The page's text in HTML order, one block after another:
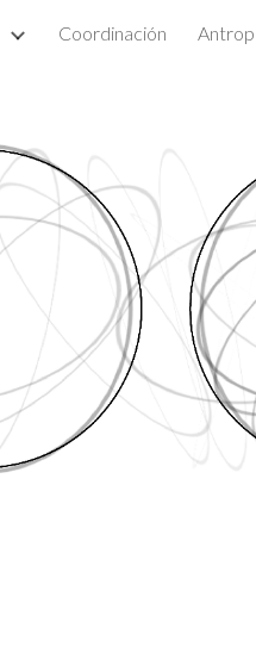
Skip to main content
Coordinación